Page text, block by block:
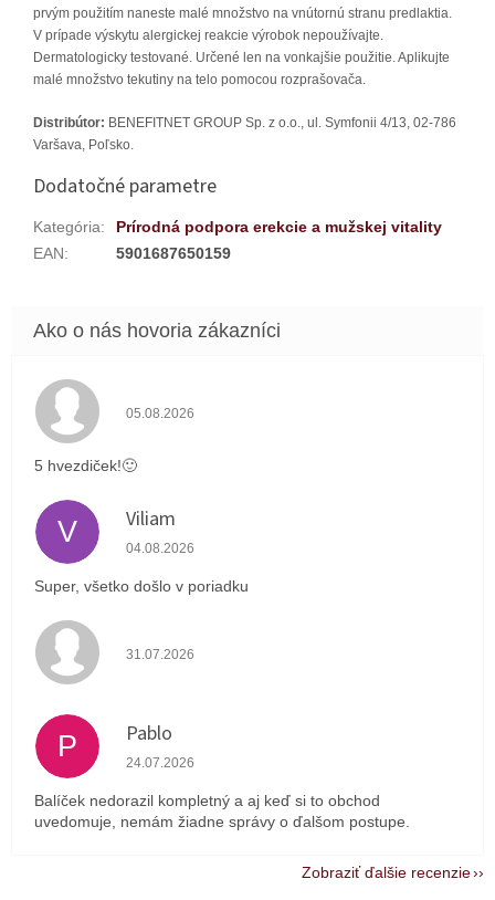
prvým použitím naneste malé množstvo na vnútornú stranu predlaktia.
V prípade výskytu alergickej reakcie výrobok nepoužívajte.
Dermatologicky testované. Určené len na vonkajšie použitie. Aplikujte
malé množstvo tekutiny na telo pomocou rozprašovača.
Distribútor: BENEFITNET GROUP Sp. z o.o., ul. Symfonii 4/13, 02-786
Varšava, Poľsko.
Dodatočné parametre
Kategória:
Prírodná podpora erekcie a mužskej vitality
EAN: 5901687650159
Hodnotenie obchodu je 5 z 5 hviezdičiek.
05.08.2026
5 hvezdiček!🙂
V Viliam
Hodnotenie obchodu je 5 z 5 hviezdičiek.
04.08.2026
Super, všetko došlo v poriadku
Hodnotenie obchodu je 4 z 5 hviezdičiek.
31.07.2026
P Pablo
Hodnotenie obchodu je 1 z 5 hviezdičiek.
24.07.2026
Balíček nedorazil kompletný a aj keď si to obchod
uvedomuje, nemám žiadne správy o ďalšom postupe.
Zobraziť ďalšie recenzie